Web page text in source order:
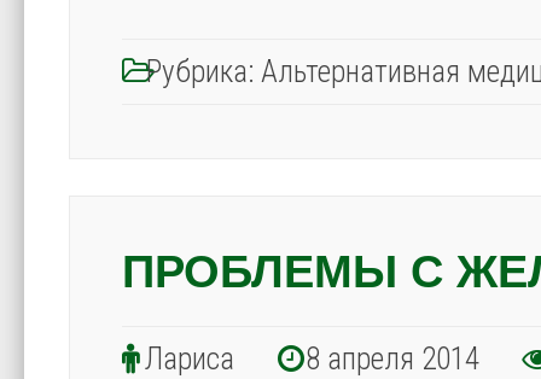
Рубрика:Альтернативная
ПРОБЛЕМЫ С
Лариса 8 апреля 2014